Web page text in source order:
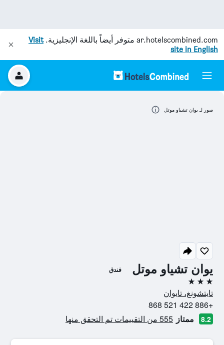
ar.hotelscombined.com متوفر أيضاً باللغة الإنجليزية.Visit
site in English
يوان تشياو موتل فندق
3 نجوم
تايتشونغ، تايوان
+886 422 521 868
8.2 ممتاز 555 من التقييمات تم التحقق منها
صور لـ يوان تشياو موتل